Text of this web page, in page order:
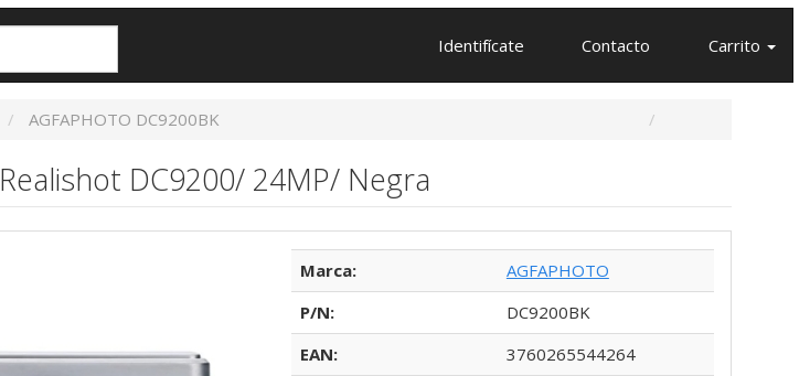
Identifícate Contacto Carrito
AGFAPHOTO DC9200BK
DC9200/ 24MP/ Negra
Marca:
AGFAPHOTO
P/N:
DC9200BK
EAN:
3760265544264